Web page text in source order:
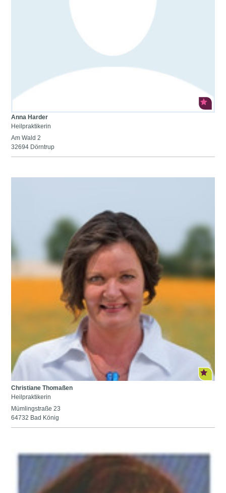
Anna Harder
Heilpraktikerin
Am Wald 2
32694 Dörntrup
Christiane Thomaßen
Heilpraktikerin
Mümlingstraße 23
64732 Bad König